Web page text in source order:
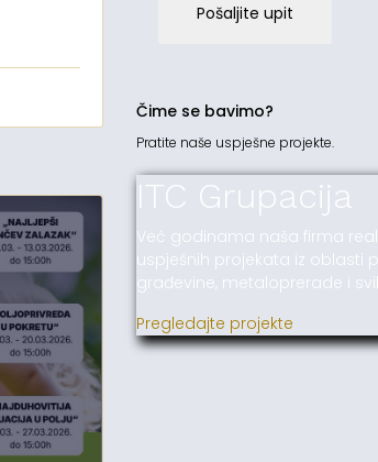
Pošaljite upit
Čime se bavimo?
Pratite naše uspješne projekte.
ITC Grupacija
Već godinama naša firma
uspješnih projekata iz oblasti
građevine, metaloprerade i
Pregledajte projekte